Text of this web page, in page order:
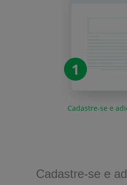
1
Cadastre-se e
Cadastre-se e